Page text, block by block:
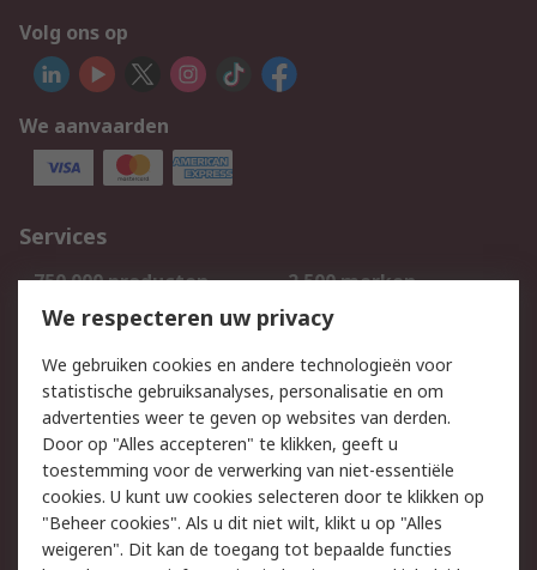
Volg ons op
We aanvaarden
Services
750.000 producten
2.500 merken
Bestellen
Inkoopoplossingen
Track & Trace
Wettelijk
Cookiebeleid
Email veiligheid
Privacybeleid
Websitevoorwaarden
Algemene
We respecteren uw privacy
We gebruiken cookies en andere technologieën voor
statistische gebruiksanalyses, personalisatie en om
advertenties weer te geven op websites van derden.
Door op "Alles accepteren" te klikken, geeft u
toestemming voor de verwerking van niet-essentiële
cookies. U kunt uw cookies selecteren door te klikken op
"Beheer cookies". Als u dit niet wilt, klikt u op "Alles
weigeren". Dit kan de toegang tot bepaalde functies